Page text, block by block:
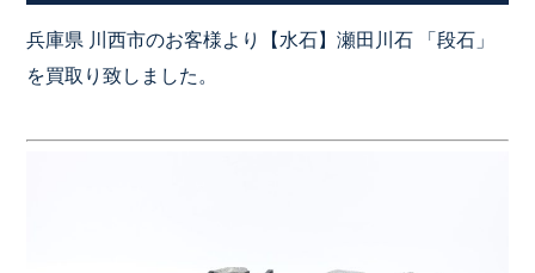
兵庫県 川西市のお客様より【水石】瀬田川石 「段石」
を買取り致しました。